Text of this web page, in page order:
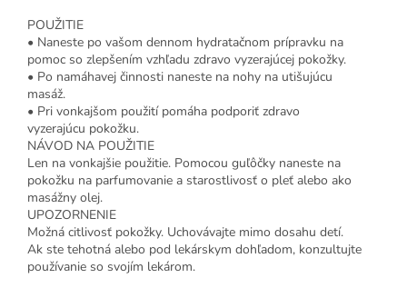
POUŽITIE
• Naneste po vašom dennom hydratačnom prípravku na
pomoc so zlepšením vzhľadu zdravo vyzerajúcej pokožky.
• Po namáhavej činnosti naneste na nohy na utišujúcu
masáž.
• Pri vonkajšom použití pomáha podporiť zdravo
vyzerajúcu pokožku.
NÁVOD NA POUŽITIE
Len na vonkajšie použitie. Pomocou guľôčky naneste na
pokožku na parfumovanie a starostlivosť o pleť alebo ako
masážny olej.
UPOZORNENIE
Možná citlivosť pokožky. Uchovávajte mimo dosahu detí.
Ak ste tehotná alebo pod lekárskym dohľadom, konzultujte
používanie so svojím lekárom.